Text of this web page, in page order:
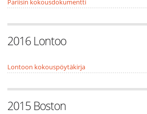
Pariisin kokousdokumentti
2016 Lontoo
Lontoon kokouspöytäkirja
2015 Boston